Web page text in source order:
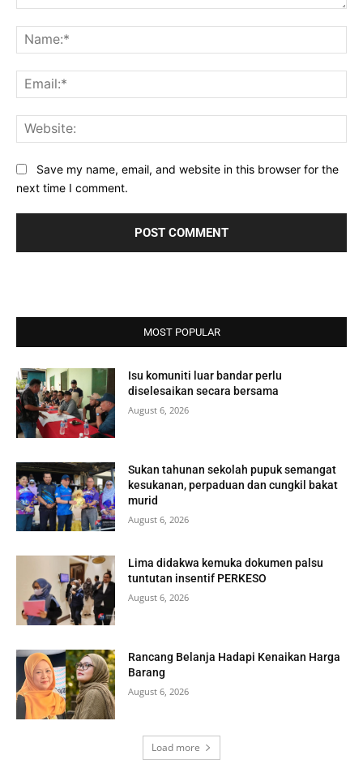
Save my name, email, and website in this browser for the
next time I comment.
MOST POPULAR
Isu komuniti luar bandar perlu
diselesaikan secara bersama
August 6, 2026
Sukan tahunan sekolah pupuk semangat
kesukanan, perpaduan dan cungkil bakat
murid
August 6, 2026
Lima didakwa kemuka dokumen palsu
tuntutan insentif PERKESO
August 6, 2026
Rancang Belanja Hadapi Kenaikan Harga
Barang
August 6, 2026
Load more